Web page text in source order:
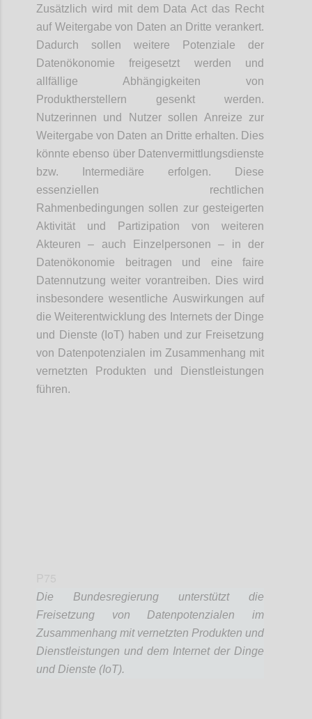
Zusätzlich wird mit dem Data Act das Recht
auf Weitergabe von Daten an Dritte verankert.
Dadurch sollen weitere Potenziale der
Datenökonomie freigesetzt werden und
allfällige Abhängigkeiten von
Produktherstellern gesenkt werden.
Nutzerinnen und Nutzer sollen Anreize zur
Weitergabe von Daten an Dritte erhalten. Dies
könnte ebenso über Datenvermittlungsdienste
bzw. Intermediäre erfolgen. Diese
essenziellen rechtlichen
Rahmenbedingungen sollen zur gesteigerten
Aktivität und Partizipation von weiteren
Akteuren – auch Einzelpersonen – in der
Datenökonomie beitragen und eine faire
Datennutzung weiter vorantreiben. Dies wird
insbesondere wesentliche Auswirkungen auf
die Weiterentwicklung des Internets der Dinge
und Dienste (IoT) haben und zur Freisetzung
von Datenpotenzialen im Zusammenhang mit
vernetzten Produkten und Dienstleistungen
führen.
Die Bundesregierung unterstützt die
Freisetzung von Datenpotenzialen im
Zusammenhang mit vernetzten Produkten und
Dienstleistungen und dem Internet der Dinge
und Dienste (IoT).